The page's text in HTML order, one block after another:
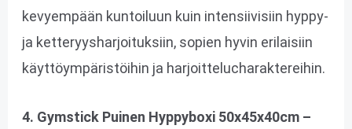
kevyempään kuntoiluun kuin intensiivisiin hyppy-
ja ketteryysharjoituksiin, sopien hyvin erilaisiin
käyttöympäristöihin ja harjoittelucharaktereihin.
4. Gymstick Puinen Hyppyboxi 50x45x40cm –